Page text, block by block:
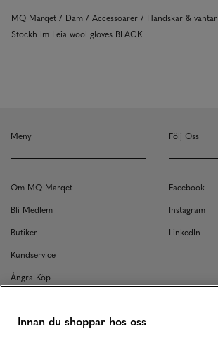
MQ Marqet Dam Accessoarer
Handskar & vantar
Stockh lm Leia wool gloves BLACK
Meny
Om MQ Marqet
Bli Medlem
Butiker
Kundservice
Ångra Köp
Returer
Följ Oss
Facebook
Instagram
LinkedIn
Innan du shoppar hos oss